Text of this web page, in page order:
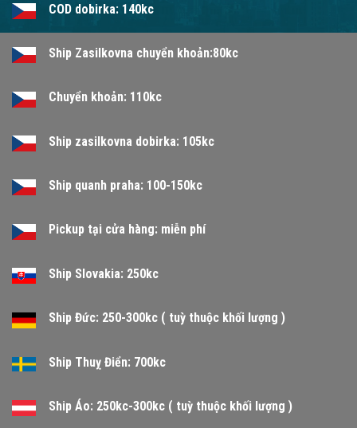
COD dobirka: 140kc
Ship Zasilkovna chuyển khoản:80kc
Chuyển khoản: 110kc
Ship zasilkovna dobirka: 105kc
Ship quanh praha: 100-150kc
Pickup tại cửa hàng: miễn phí
Ship Slovakia: 250kc
Ship Đức: 250-300kc ( tuỳ thuộc khối lượng )
Ship Thuỵ Điển: 700kc
Ship Áo: 250kc-300kc ( tuỳ thuộc khối lượng )